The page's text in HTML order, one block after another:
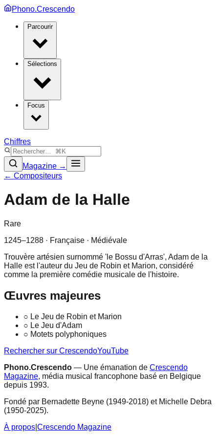
Phono.Crescendo
Parcourir
Sélections
Focus
Chiffres
Magazine →
← Compositeurs
Adam de la Halle
Rare
1245–1288 · Française · Médiévale
Trouvère artésien surnommé 'le Bossu d'Arras', Adam de la
Halle est l'auteur du Jeu de Robin et Marion, considéré
comme la première comédie musicale de l'histoire.
Œuvres majeures
○ Le Jeu de Robin et Marion
○ Le Jeu d'Adam
○ Motets polyphoniques
Rechercher sur CrescendoYouTube
Phono.Crescendo — Une émanation de Crescendo
Magazine, média musical francophone basé en Belgique
depuis 1993.
Fondé par Bernadette Beyne (1949-2018) et Michelle Debra
(1950-2025).
À propos Crescendo Magazine